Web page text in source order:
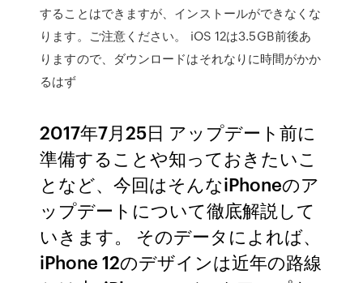
することはできますが、インストールができなくな
ります。ご注意ください。 iOS 12は3.5GB前後あ
りますので、ダウンロードはそれなりに時間がかか
るはず
2017年7月25日 アップデート前に
準備することや知っておきたいこ
となど、今回はそんなiPhoneのア
ップデートについて徹底解説して
いきます。 そのデータによれば、
iPhone 12のデザインは近年の路線